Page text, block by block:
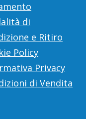
di
e Ritiro
Policy
Privacy
di Vendita